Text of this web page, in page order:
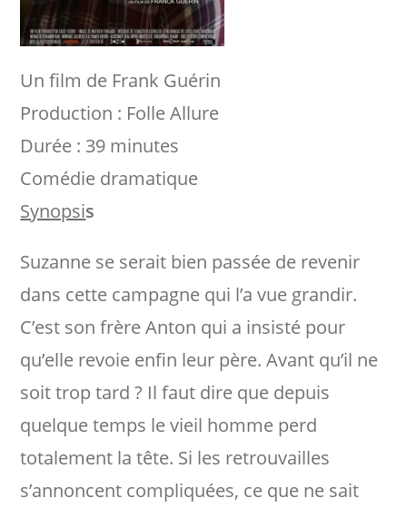
Un film de Frank Guérin
Production : Folle Allure
Durée : 39 minutes
Comédie dramatique
Synopsis
Suzanne se serait bien passée de revenir
dans cette campagne qui l’a vue grandir.
C’est son frère Anton qui a insisté pour
qu’elle revoie enfin leur père. Avant qu’il ne
soit trop tard ? Il faut dire que depuis
quelque temps le vieil homme perd
totalement la tête. Si les retrouvailles
s’annoncent compliquées, ce que ne sait